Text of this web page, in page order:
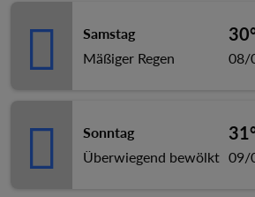
Samstag
Mäßiger Regen
08/
Sonntag
Überwiegend bewölkt 09/